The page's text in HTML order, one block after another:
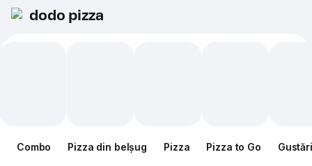
dodo pizza
Combo Pizza din belșug Pizza Pizza to Go Gustări